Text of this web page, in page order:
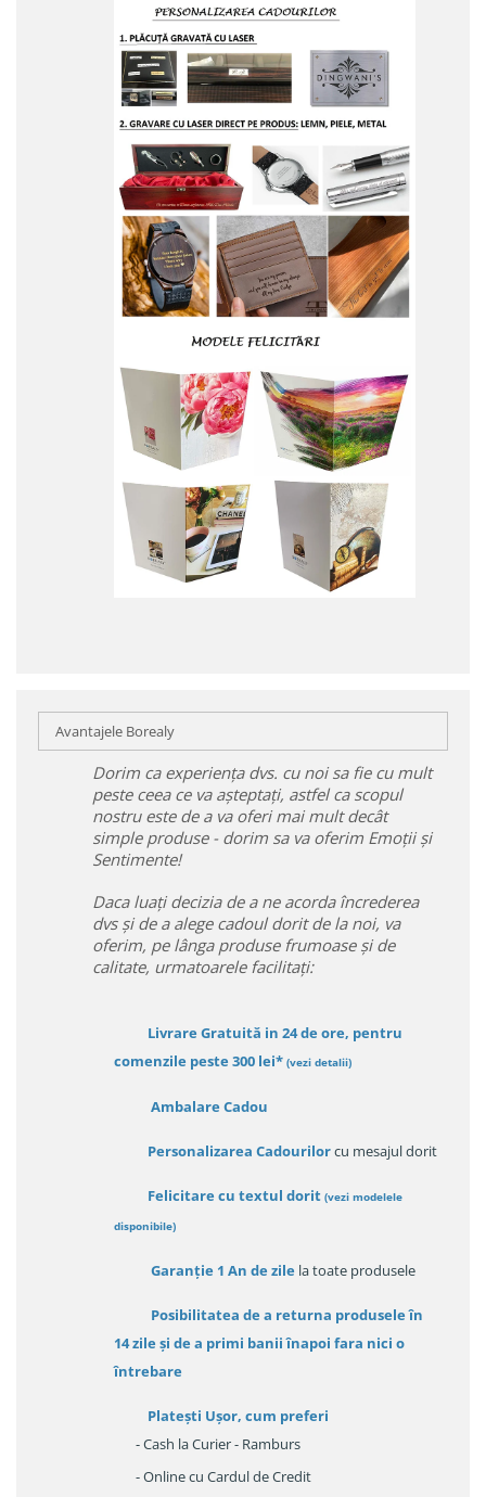
Avantajele Borealy
Dorim ca experiența dvs. cu noi sa fie cu mult
peste ceea ce va așteptați, astfel ca scopul
nostru este de a va oferi mai mult decât
simple produse - dorim sa va oferim Emoții și
Sentimente!
Daca luați decizia de a ne acorda încrederea
dvs și de a alege cadoul dorit de la noi, va
oferim, pe lânga produse frumoase și de
calitate, urmatoarele facilitați:
Livrare Gratuită in 24 de ore, pentru
comenzile peste 300 lei* (vezi detalii)
Ambalare Cadou
Personalizarea Cadourilorcu mesajul dorit
Felicitare cu textul dorit (vezi modelele
disponibile)
Garanție 1 An de zile la toate produsele
Posibilitatea de a returna produsele în
14 zileși de a primi banii înapoi fara nici o
întrebare
Platești Ușor, cum preferi
- Cash la Curier - Ramburs
- Online cu Cardul de Credit